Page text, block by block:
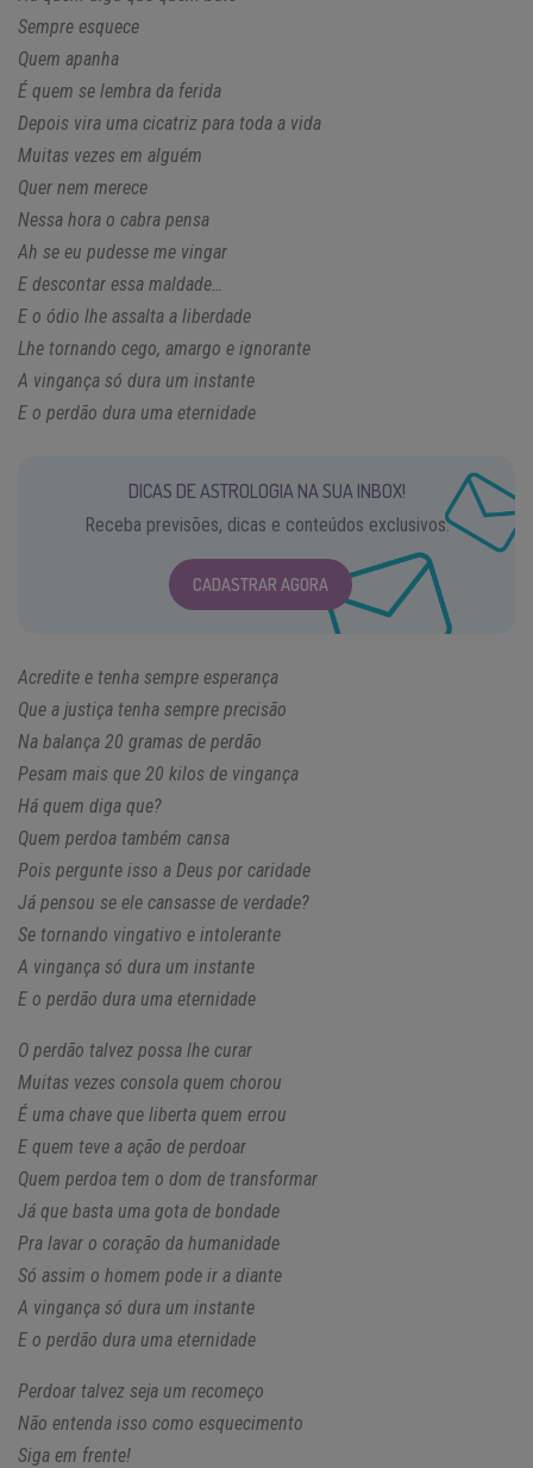
Sempre esquece
Quem apanha
É quem se lembra da ferida
Depois vira uma cicatriz para toda a vida
Muitas vezes em alguém
Quer nem merece
Nessa hora o cabra pensa
Ah se eu pudesse me vingar
E descontar essa maldade…
E o ódio lhe assalta a liberdade
Lhe tornando cego, amargo e ignorante
A vingança só dura um instante
E o perdão dura uma eternidade
DICAS DE ASTROLOGIA NA SUA INBOX!
Receba previsões, dicas e conteúdos exclusivos.
CADASTRAR AGORA
Acredite e tenha sempre esperança
Que a justiça tenha sempre precisão
Na balança 20 gramas de perdão
Pesam mais que 20 kilos de vingança
Há quem diga que?
Quem perdoa também cansa
Pois pergunte isso a Deus por caridade
Já pensou se ele cansasse de verdade?
Se tornando vingativo e intolerante
A vingança só dura um instante
E o perdão dura uma eternidade
O perdão talvez possa lhe curar
Muitas vezes consola quem chorou
É uma chave que liberta quem errou
E quem teve a ação de perdoar
Quem perdoa tem o dom de transformar
Já que basta uma gota de bondade
Pra lavar o coração da humanidade
Só assim o homem pode ir a diante
A vingança só dura um instante
E o perdão dura uma eternidade
Perdoar talvez seja um recomeço
Não entenda isso como esquecimento
Siga em frente!